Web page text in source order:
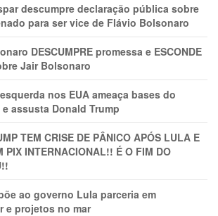
descumpre declaração pública sobre
para ser vice de Flávio Bolsonaro
DESCUMPRE promessa e ESCONDE
Jair Bolsonaro
nos EUA ameaça bases do
assusta Donald Trump
TEM CRlSE DE PÂNlCO APÓS LULA E
PIX INTERNACIONAL!! É O FIM DO
ao governo Lula parceria em
e projetos no mar